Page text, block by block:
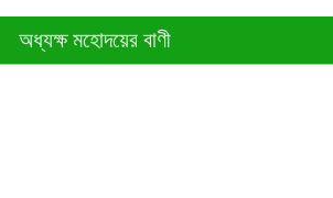
অধ্যক্ষ মহোদয়ের বাণী